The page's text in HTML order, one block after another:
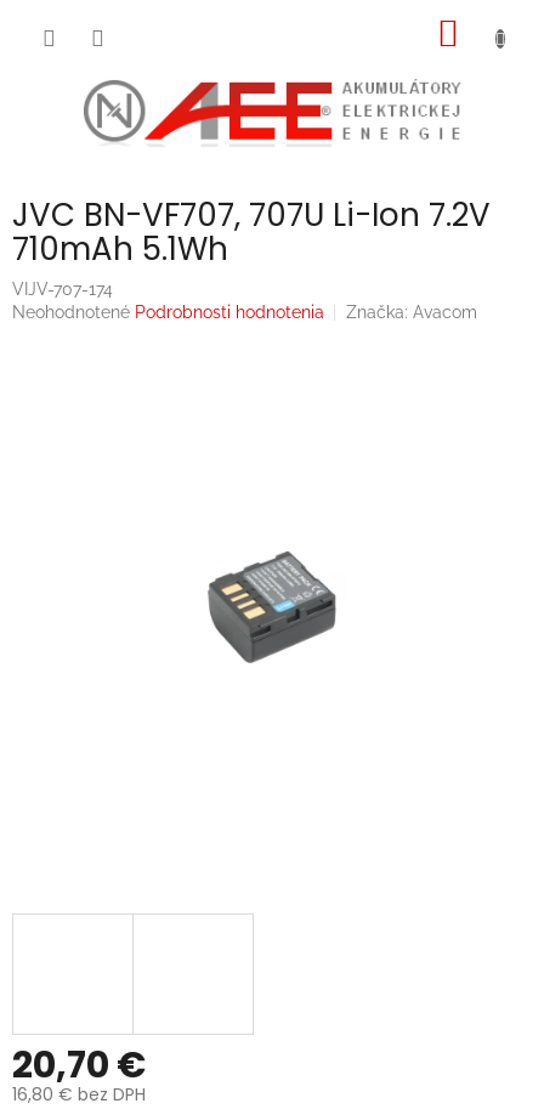
JVC BN-VF707, 707U Li-Ion 7.2V
710mAh 5.1Wh
VIJV-707-174
Priemerné
Neohodnotené Podrobnosti hodnotenia Značka: Avacom
20,70 €
16,80 € bez DPH